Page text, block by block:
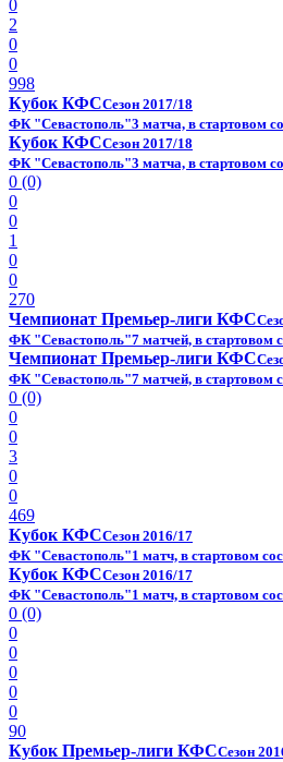
0
2
0
0
998
Кубок КФССезон 2017/18
ФК "Севастополь"3 матча, в стартовом
Кубок КФССезон 2017/18
ФК "Севастополь"3 матча, в стартовом
0 (0)
0
0
1
0
0
270
Чемпионат Премьер-лиги КФС
ФК "Севастополь"7 матчей, в стартовом
Чемпионат Премьер-лиги КФС
ФК "Севастополь"7 матчей, в стартовом
0 (0)
0
0
3
0
0
469
Кубок КФССезон 2016/17
ФК "Севастополь"1 матч, в стартовом
Кубок КФССезон 2016/17
ФК "Севастополь"1 матч, в стартовом
0 (0)
0
0
0
0
0
90
Кубок Премьер-лиги КФССезон